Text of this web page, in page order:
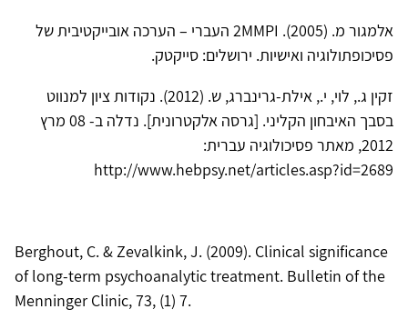
אלמגור מ. (2005). 2MMPI העברי – הערכה אובייקטיבית של
פסיכופתולוגיה ואישיות. ירושלים: סייקטק.
זקין ג., לוי, י., אילת-גרינברג, ש. (2012). נקודות ציון למנווט
בסבך האיבחון הקליני. [גרסה אלקטרונית]. נדלה ב‏- ‏08 ‏מרץ
‏2012, מאתר פסיכולוגיה עברית:
http://www.hebpsy.net/articles.asp?id=2689
Berghout, C. & Zevalkink, J. (2009). Clinical significance
of long-term psychoanalytic treatment. Bulletin of the
Menninger Clinic, 73, (1) 7.